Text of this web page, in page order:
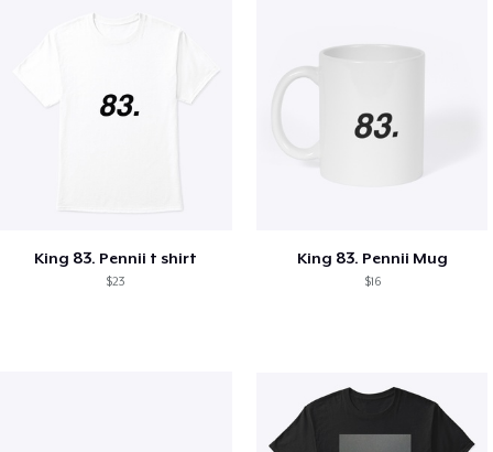
King 83. Pennii t shirt
$23
King 83. Pennii Mug
$16